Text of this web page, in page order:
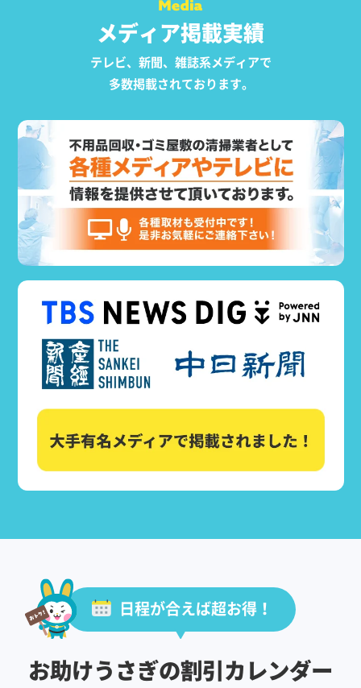
メディア掲載実績
テレビ、新聞、雑誌系メディアで
多数掲載されております。
日程が合えば超お得！
お助けうさぎの割引カレンダー